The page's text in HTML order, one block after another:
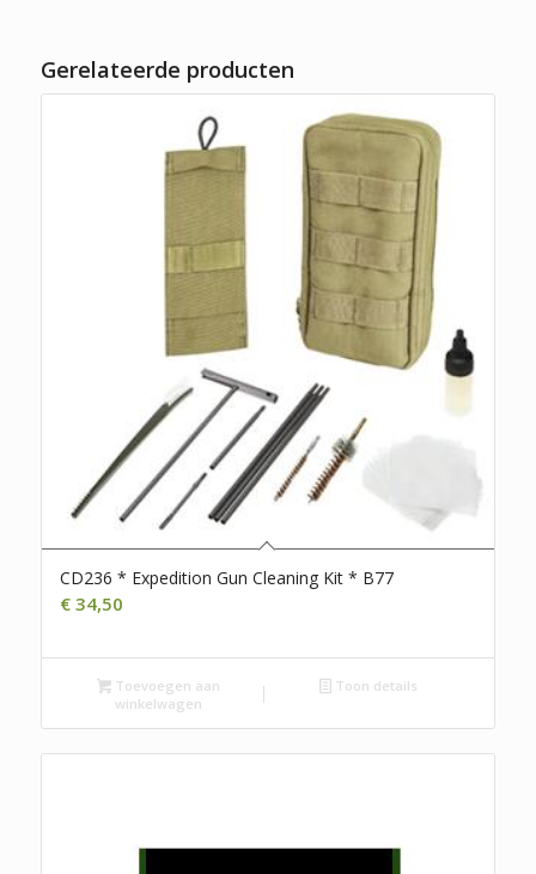
Gerelateerde producten
CD236 * Expedition Gun Cleaning Kit * B77
€34,50
Toevoegen aan
winkelwagen
Toon details